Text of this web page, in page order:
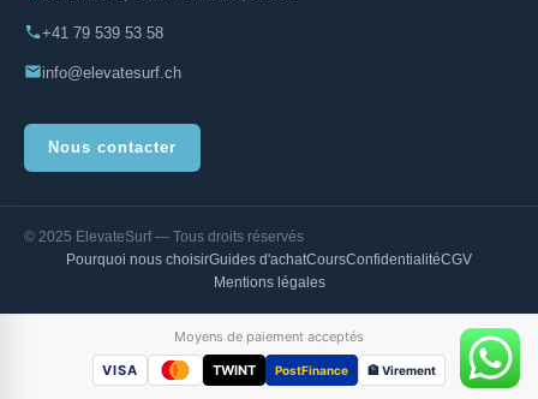
+41 79 539 53 58
info@elevatesurf.ch
Nous contacter
© 2025 ElevateSurf — Tous droits réservés
Pourquoi nous choisirGuides d'achatCoursConfidentialitéCGV
Mentions légales
Moyens de paiement acceptés
VISA
TWINT PostFinance 🏦 Virement